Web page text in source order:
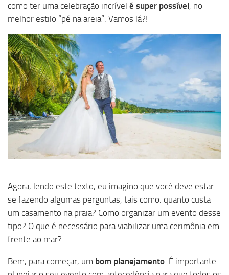
como ter uma celebração incrível é super possível, no
melhor estilo “pé na areia”. Vamos lá?!
Agora, lendo este texto, eu imagino que você deve estar
se fazendo algumas perguntas, tais como: quanto custa
um casamento na praia? Como organizar um evento desse
tipo? O que é necessário para viabilizar uma cerimônia em
frente ao mar?
Bem, para começar, um bom planejamento . É importante